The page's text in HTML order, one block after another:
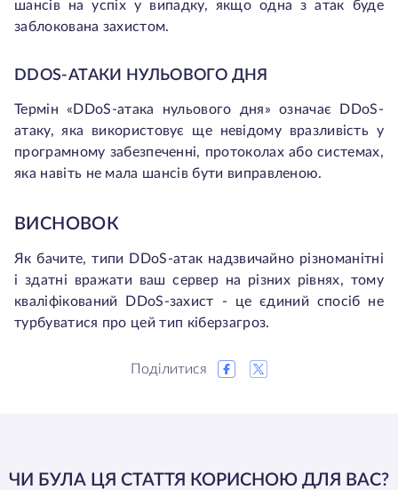
шансів на успіх у випадку, якщо одна з атак буде
заблокована захистом.
DDOS-АТАКИ НУЛЬОВОГО ДНЯ
Термін «DDoS-атака нульового дня» означає DDoS-
атаку, яка використовує ще невідому вразливість у
програмному забезпеченні, протоколах або системах,
яка навіть не мала шансів бути виправленою.
ВИСНОВОК
Як бачите, типи DDoS-атак надзвичайно різноманітні
і здатні вражати ваш сервер на різних рівнях, тому
кваліфікований DDoS-захист - це єдиний спосіб не
турбуватися про цей тип кіберзагроз.
Поділитися
ЧИ БУЛА ЦЯ СТАТТЯ КОРИСНОЮ ДЛЯ ВАС?